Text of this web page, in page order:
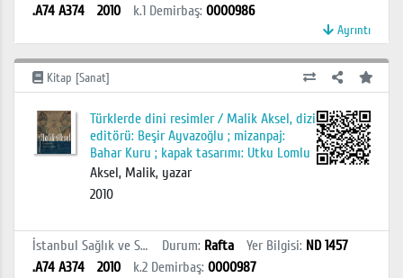
.A74 A374
2010 k.1 Demirbaş: 0000986
Ayrıntı
Kitap [Sanat]
Türklerde dini resimler / Malik Aksel, dizi
editörü: Beşir Ayvazoğlu ; mizanpaj:
Bahar Kuru ; kapak tasarımı: Utku Lomlu
Aksel, Malik, yazar
2010
İstanbul Sağlık ve Sosyal Bilimler MYO Kütüphanesi Durum: Rafta Yer Bilgisi: ND 1457
.A74 A374
2010 k.2 Demirbaş: 0000987